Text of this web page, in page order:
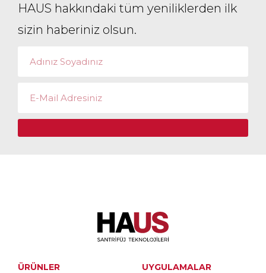
HAUS hakkındaki tüm yeniliklerden ilk
sizin haberiniz olsun.
ÜRÜNLER
UYGULAMALAR